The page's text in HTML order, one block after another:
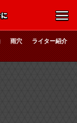
雨穴
ライター紹介